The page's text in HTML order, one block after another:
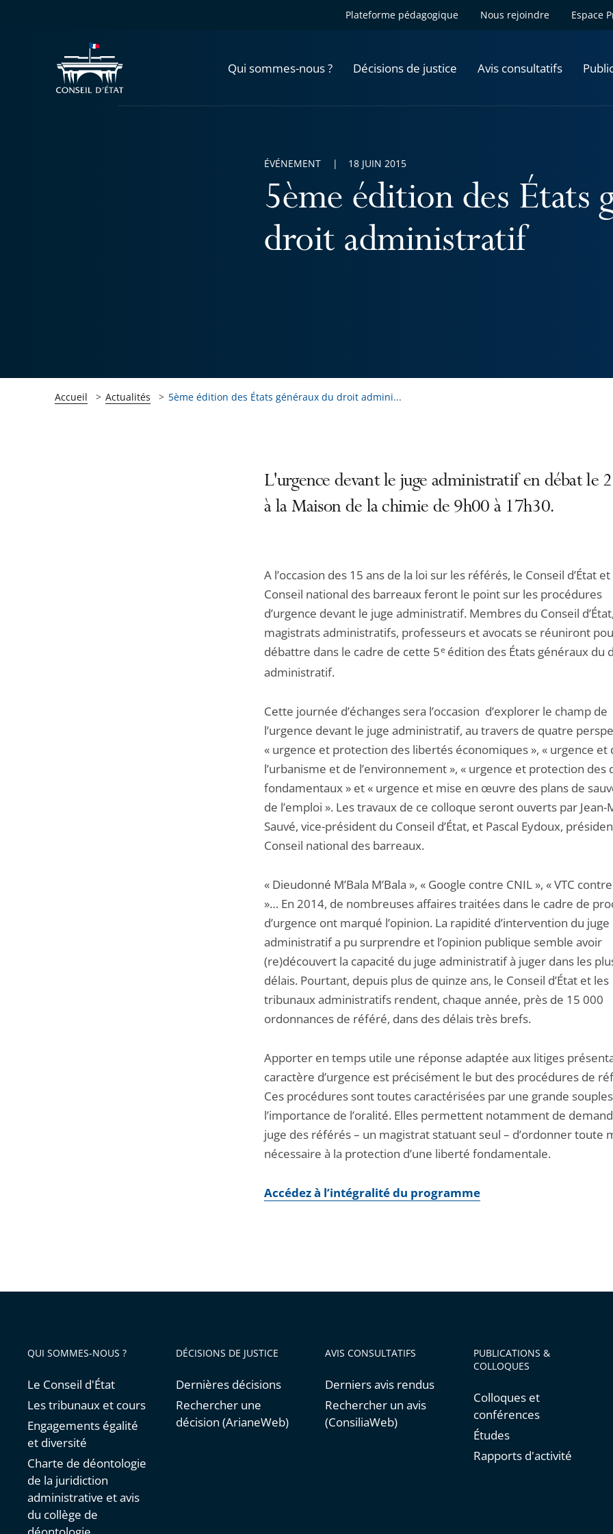
Plateforme pédagogique Nous rejoindre Espace
Qui sommes-nous ? Décisions de justice Avis consultatifs
5ème édition des États
droit administratif
ÉVÉNEMENT 18 JUIN 2015
Accueil Actualités 5ème édition des États généraux du droit admini...
L'urgence devant le juge administratif en débat le
à la Maison de la chimie de 9h00 à 17h30.
A l’occasion des 15 ans de la loi sur les référés, le Conseil d’État et
Conseil national des barreaux feront le point sur les procédures
d’urgence devant le juge administratif. Membres du Conseil d’État,
magistrats administratifs, professeurs et avocats se réuniront
débattre dans le cadre de cette 5e édition des États généraux du
administratif.
Cette journée d’échanges sera l’occasion d’explorer le champ de
l’urgence devant le juge administratif, au travers de quatre
« urgence et protection des libertés économiques », « urgence et
l’urbanisme et de l’environnement », « urgence et protection des
fondamentaux » et « urgence et mise en œuvre des plans de
de l’emploi ». Les travaux de ce colloque seront ouverts par Jean-
Sauvé, vice-président du Conseil d’État, et Pascal Eydoux,
Conseil national des barreaux.
« Dieudonné M’Bala M’Bala », « Google contre CNIL », « VTC
»… En 2014, de nombreuses affaires traitées dans le cadre de
d’urgence ont marqué l’opinion. La rapidité d’intervention du juge
administratif a pu surprendre et l’opinion publique semble avoir
(re)découvert la capacité du juge administratif à juger dans les
délais. Pourtant, depuis plus de quinze ans, le Conseil d’État et les
tribunaux administratifs rendent, chaque année, près de 15 000
ordonnances de référé, dans des délais très brefs.
Apporter en temps utile une réponse adaptée aux litiges
caractère d’urgence est précisément le but des procédures de
Ces procédures sont toutes caractérisées par une grande
l’importance de l’oralité. Elles permettent notamment de
juge des référés – un magistrat statuant seul – d’ordonner toute
nécessaire à la protection d’une liberté fondamentale.
Accédez à l’intégralité du programme
QUI SOMMES-NOUS ?
Le Conseil d'État
Les tribunaux et cours
Engagements égalité
et diversité
Charte de déontologie
de la juridiction
administrative et avis
du collège de
DÉCISIONS DE JUSTICE
Dernières décisions
Rechercher une
décision (ArianeWeb)
AVIS CONSULTATIFS
Derniers avis rendus
Rechercher un avis
(ConsiliaWeb)
PUBLICATIONS &
COLLOQUES
Colloques et
conférences
Études
Rapports d'activité